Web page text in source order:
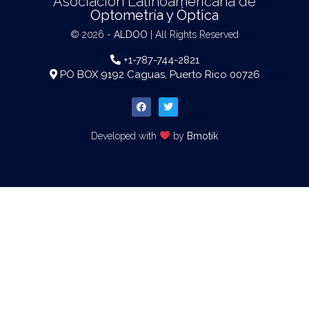
Optometría y Óptica
© 2026 - ALDOO | All Rights Reserved
+1-787-744-2821
PO BOX 9192 Caguas, Puerto Rico 00726
Developed with by Bmotik